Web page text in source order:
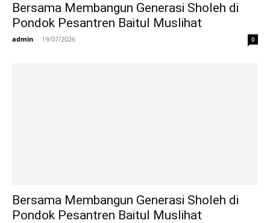
Bersama Membangun Generasi Sholeh di
Pondok Pesantren Baitul Muslihat
admin - 19/07/2026 0
Bersama Membangun Generasi Sholeh di
Pondok Pesantren Baitul Muslihat